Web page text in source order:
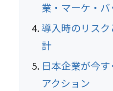
業・マーケ・バ
導入時のリス
計
日本企業が今
アクション